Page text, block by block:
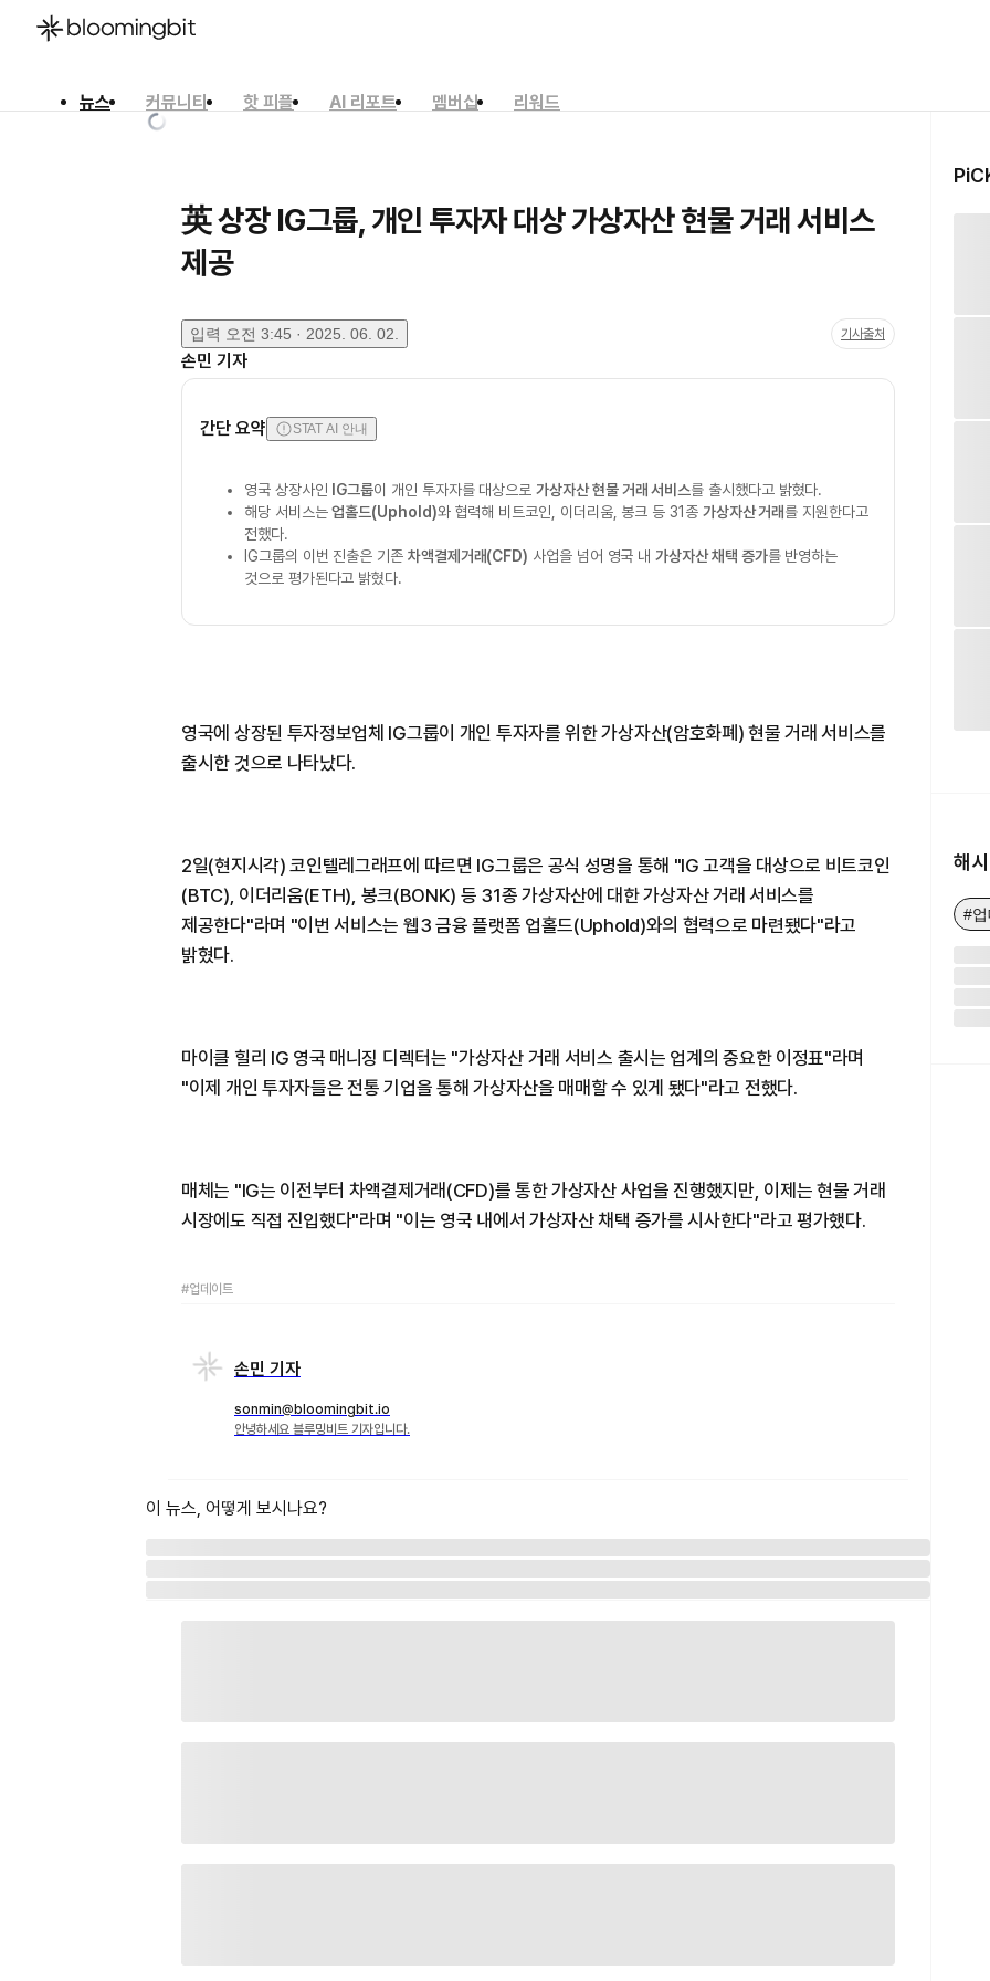
뉴스 커뮤니티 핫 피플 AI 리포트 멤버십
리워드
英 상장 IG그룹, 개인 투자자 대상 가상자산 현물 거래 서비스
제공
입력 오전 3:45 · 2025. 06. 02. 기사출처
손민 기자
간단 요약 STAT AI 안내
영국 상장사인 IG그룹이 개인 투자자를 대상으로가상자산 현물 거래 서비스를 출시했다고 밝혔다.
해당 서비스는업홀드(Uphold)와 협력해 비트코인, 이더리움, 봉크 등 31종 가상자산 거래를 지원한다고
전했다.
IG그룹의 이번 진출은 기존 차액결제거래(CFD) 사업을 넘어 영국 내가상자산 채택 증가를 반영하는
것으로 평가된다고 밝혔다.
영국에 상장된 투자정보업체 IG그룹이 개인 투자자를 위한 가상자산(암호화폐) 현물 거래 서비스를
출시한 것으로 나타났다.
2일(현지시각) 코인텔레그래프에 따르면 IG그룹은 공식 성명을 통해 "IG 고객을 대상으로 비트코인
(BTC), 이더리움(ETH), 봉크(BONK) 등 31종 가상자산에 대한 가상자산 거래 서비스를
제공한다"라며 "이번 서비스는 웹3 금융 플랫폼 업홀드(Uphold)와의 협력으로 마련됐다"라고
밝혔다.
마이클 힐리 IG 영국 매니징 디렉터는 "가상자산 거래 서비스 출시는 업계의 중요한 이정표"라며
"이제 개인 투자자들은 전통 기업을 통해 가상자산을 매매할 수 있게 됐다"라고 전했다.
매체는 "IG는 이전부터 차액결제거래(CFD)를 통한 가상자산 사업을 진행했지만, 이제는 현물 거래
시장에도 직접 진입했다"라며 "이는 영국 내에서 가상자산 채택 증가를 시사한다"라고 평가했다.
#업데이트
손민 기자
sonmin@bloomingbit.io
안녕하세요 블루밍비트 기자입니다.
이 뉴스, 어떻게 보시나요?
해
#업